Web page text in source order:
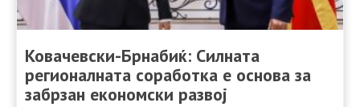
Ковачевски-Брнабиќ: Силната
регионалната соработка е основа за
забрзан економски развој